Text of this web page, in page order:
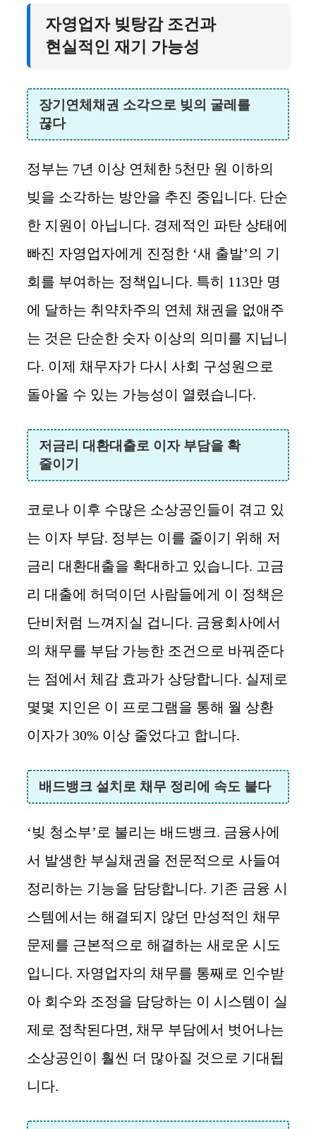
자영업자 빚탕감 조건과
현실적인 재기 가능성
장기연체채권 소각으로 빚의 굴레를
끊다
정부는 7년 이상 연체한 5천만 원 이하의
빚을 소각하는 방안을 추진 중입니다. 단순
한 지원이 아닙니다. 경제적인 파탄 상태에
빠진 자영업자에게 진정한 ‘새 출발’의 기
회를 부여하는 정책입니다. 특히 113만 명
에 달하는 취약차주의 연체 채권을 없애주
는 것은 단순한 숫자 이상의 의미를 지닙니
다. 이제 채무자가 다시 사회 구성원으로
돌아올 수 있는 가능성이 열렸습니다.
저금리 대환대출로 이자 부담을 확
줄이기
코로나 이후 수많은 소상공인들이 겪고 있
는 이자 부담. 정부는 이를 줄이기 위해 저
금리 대환대출을 확대하고 있습니다. 고금
리 대출에 허덕이던 사람들에게 이 정책은
단비처럼 느껴지실 겁니다. 금융회사에서
의 채무를 부담 가능한 조건으로 바꿔준다
는 점에서 체감 효과가 상당합니다. 실제로
몇몇 지인은 이 프로그램을 통해 월 상환
이자가 30% 이상 줄었다고 합니다.
배드뱅크 설치로 채무 정리에 속도 붙다
‘빚 청소부’로 불리는 배드뱅크. 금융사에
서 발생한 부실채권을 전문적으로 사들여
정리하는 기능을 담당합니다. 기존 금융 시
스템에서는 해결되지 않던 만성적인 채무
문제를 근본적으로 해결하는 새로운 시도
입니다. 자영업자의 채무를 통째로 인수받
아 회수와 조정을 담당하는 이 시스템이 실
제로 정착된다면, 채무 부담에서 벗어나는
소상공인이 훨씬 더 많아질 것으로 기대됩
니다.